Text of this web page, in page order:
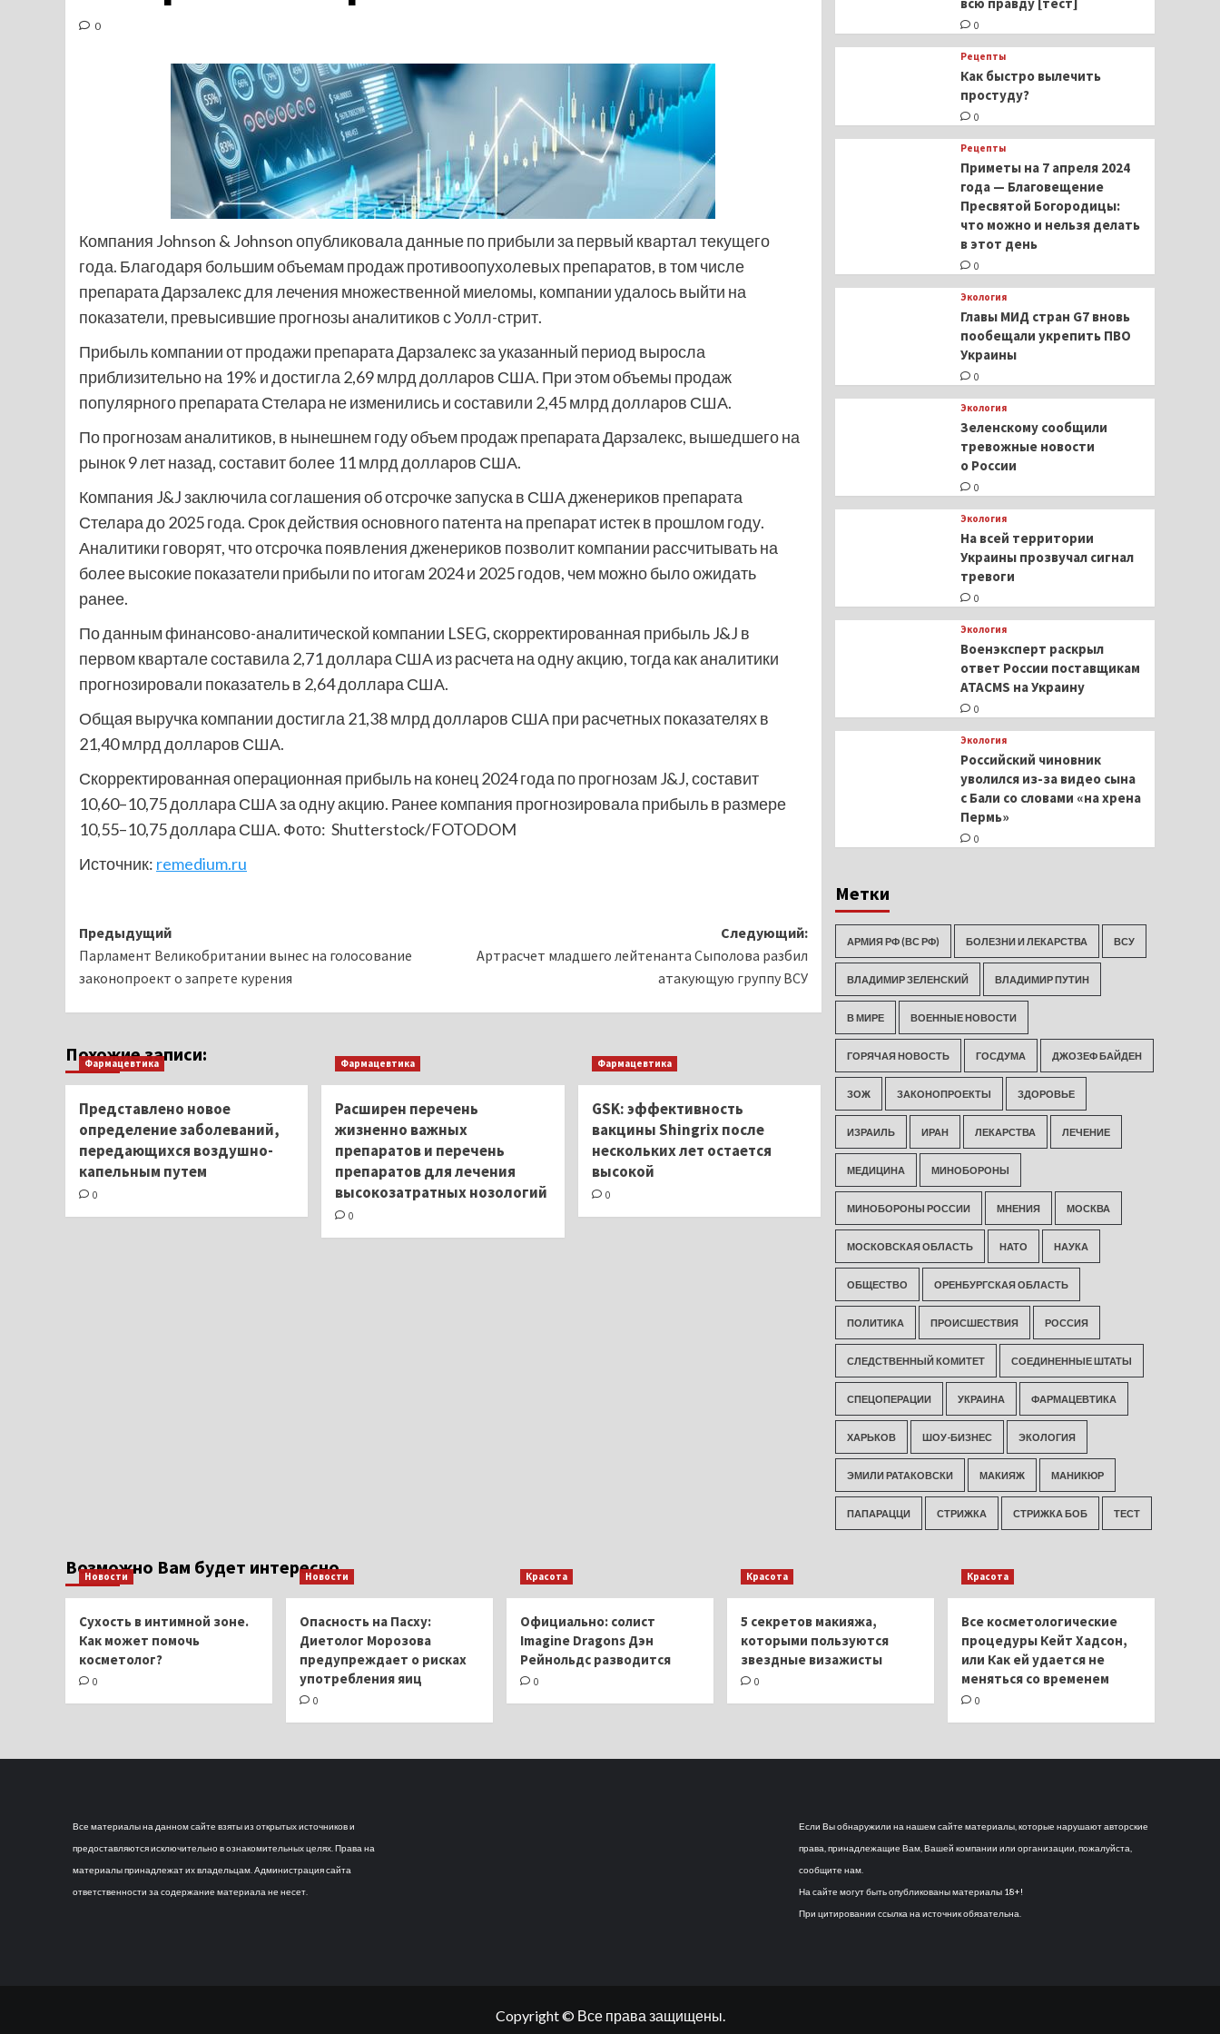
0
Компания Johnson & Johnson опубликовала данные по прибыли за первый квартал текущего
года. Благодаря большим объемам продаж противоопухолевых препаратов, в том числе
препарата Дарзалекс для лечения множественной миеломы, компании удалось выйти на
показатели, превысившие прогнозы аналитиков с Уолл-стрит.
Прибыль компании от продажи препарата Дарзалекс за указанный период выросла
приблизительно на 19% и достигла 2,69 млрд долларов США. При этом объемы продаж
популярного препарата Стелара не изменились и составили 2,45 млрд долларов США.
По прогнозам аналитиков, в нынешнем году объем продаж препарата Дарзалекс, вышедшего на
рынок 9 лет назад, составит более 11 млрд долларов США.
Компания J&J заключила соглашения об отсрочке запуска в США дженериков препарата
Стелара до 2025 года. Срок действия основного патента на препарат истек в прошлом году.
Аналитики говорят, что отсрочка появления дженериков позволит компании рассчитывать на
более высокие показатели прибыли по итогам 2024 и 2025 годов, чем можно было ожидать
ранее.
По данным финансово-аналитической компании LSEG, скорректированная прибыль J&J в
первом квартале составила 2,71 доллара США из расчета на одну акцию, тогда как аналитики
прогнозировали показатель в 2,64 доллара США.
Общая выручка компании достигла 21,38 млрд долларов США при расчетных показателях в
21,40 млрд долларов США.
Скорректированная операционная прибыль на конец 2024 года по прогнозам J&J, составит
10,60–10,75 доллара США за одну акцию. Ранее компания прогнозировала прибыль в размере
10,55–10,75 доллара США. Фото: Shutterstoсk/FOTODOM
Источник: remedium.ru
Навигация
записи
Предыдущий
Парламент Великобритании вынес на голосование
законопроект о запрете курения
Следующий:
Артрасчет младшего лейтенанта Сыполова разбил
атакующую группу ВСУ
Похожие записи:
Фармацевтика
Представлено новое
определение заболеваний,
передающихся воздушно-
капельным путем
0
Фармацевтика
Расширен перечень
жизненно важных
препаратов и перечень
препаратов для лечения
высокозатратных нозологий
0
Фармацевтика
GSK: эффективность
вакцины Shingrix после
нескольких лет остается
высокой
0
0
Рецепты
Как быстро вылечить
простуду?
0
Рецепты
Приметы на 7 апреля 2024
года — Благовещение
Пресвятой Богородицы:
что можно и нельзя делать
в этот день
0
Экология
Главы МИД стран G7 вновь
пообещали укрепить ПВО
Украины
0
Экология
Зеленскому сообщили
тревожные новости
о России
0
Экология
На всей территории
Украины прозвучал сигнал
тревоги
0
Экология
Военэксперт раскрыл
ответ России поставщикам
ATACMS на Украину
0
Экология
Российский чиновник
уволился из-за видео сына
с Бали со словами «на хрена
Пермь»
0
Метки
АРМИЯ РФ (ВС РФ) БОЛЕЗНИ И ЛЕКАРСТВА ВСУ
ВЛАДИМИР ЗЕЛЕНСКИЙ ВЛАДИМИР ПУТИН
В МИРЕ ВОЕННЫЕ НОВОСТИ
ГОРЯЧАЯ НОВОСТЬ ГОСДУМА ДЖОЗЕФ БАЙДЕН
ЗОЖ ЗАКОНОПРОЕКТЫ ЗДОРОВЬЕ
ИЗРАИЛЬ ИРАН ЛЕКАРСТВА ЛЕЧЕНИЕ
МЕДИЦИНА МИНОБОРОНЫ
МИНОБОРОНЫ РОССИИ МНЕНИЯ МОСКВА
МОСКОВСКАЯ ОБЛАСТЬ НАТО НАУКА
ОБЩЕСТВО ОРЕНБУРГСКАЯ ОБЛАСТЬ
ПОЛИТИКА ПРОИСШЕСТВИЯ РОССИЯ
СЛЕДСТВЕННЫЙ КОМИТЕТ СОЕДИНЕННЫЕ ШТАТЫ
СПЕЦОПЕРАЦИИ УКРАИНА ФАРМАЦЕВТИКА
ХАРЬКОВ ШОУ-БИЗНЕС ЭКОЛОГИЯ
ЭМИЛИ РАТАКОВСКИ МАКИЯЖ МАНИКЮР
ПАПАРАЦЦИ СТРИЖКА СТРИЖКА БОБ ТЕСТ
Возможно Вам будет интересно
Новости
Сухость в интимной зоне.
Как может помочь
косметолог?
0
Новости
Опасность на Пасху:
Диетолог Морозова
предупреждает о рисках
употребления яиц
0
Красота
Официально: солист
Imagine Dragons Дэн
Рейнольдс разводится
0
Красота
5 секретов макияжа,
которыми пользуются
звездные визажисты
0
Красота
Все косметологические
процедуры Кейт Хадсон,
или Как ей удается не
меняться со временем
0
Все материалы на данном сайте взяты из открытых источников и
предоставляются исключительно в ознакомительных целях. Права на
материалы принадлежат их владельцам. Администрация сайта
ответственности за содержание материала не несет.
Если Вы обнаружили на нашем сайте материалы, которые нарушают авторские
права, принадлежащие Вам, Вашей компании или организации, пожалуйста,
сообщите нам.
На сайте могут быть опубликованы материалы 18+!
При цитировании ссылка на источник обязательна.
Copyright © Все права защищены.